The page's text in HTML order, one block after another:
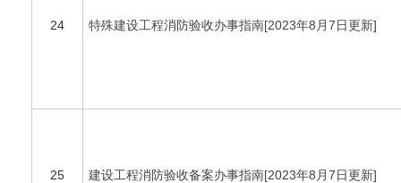
24 特殊建设工程消防验收办事指南[2023年8月7日更新]
25 建设工程消防验收备案办事指南[2023年8月7日更新]